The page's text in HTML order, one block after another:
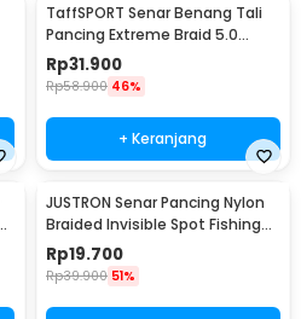
TaffSPORT Senar Benang Tali
Pancing Extreme Braid 5.0
300M - FM-PEL
Rp31.900
Rp58.900 46%
+ Keranjang
JUSTRON Senar Pancing Nylon
Braided Invisible Spot Fishing
Line 500M 0.4 - DPLS
Rp19.700
Rp39.900 51%